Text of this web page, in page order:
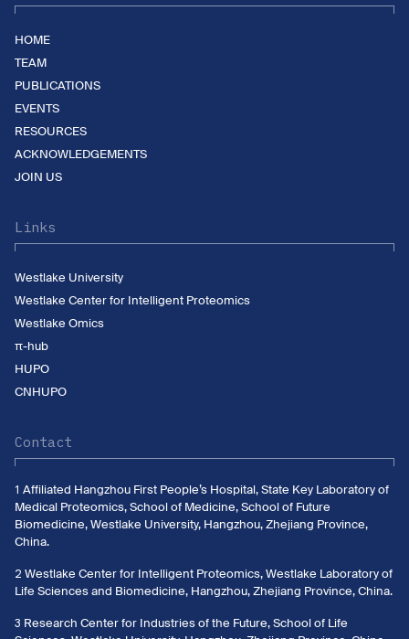
HOME
TEAM
PUBLICATIONS
EVENTS
RESOURCES
ACKNOWLEDGEMENTS
JOIN US
Links
Westlake University
Westlake Center for Intelligent Proteomics
Westlake Omics
π-hub
HUPO
CNHUPO
Contact
1 Affiliated Hangzhou First People’s Hospital, State Key Laboratory of
Medical Proteomics, School of Medicine, School of Future
Biomedicine, Westlake University, Hangzhou, Zhejiang Province,
China.
2 Westlake Center for Intelligent Proteomics, Westlake Laboratory of
Life Sciences and Biomedicine, Hangzhou, Zhejiang Province, China.
3 Research Center for Industries of the Future, School of Life